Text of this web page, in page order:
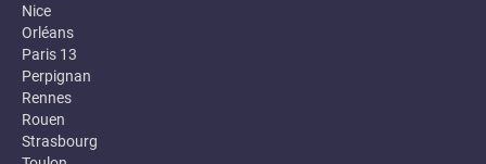
Nice
Orléans
Paris 13
Perpignan
Rennes
Rouen
Strasbourg